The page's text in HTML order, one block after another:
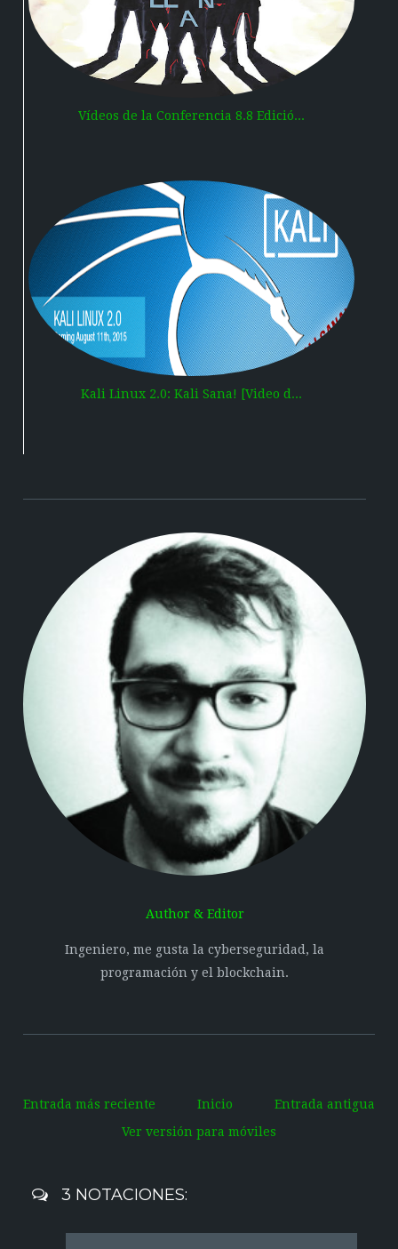
Vídeos de la Conferencia 8.8 Edició...
Kali Linux 2.0: Kali Sana! [Video d...
Author & Editor
Ingeniero, me gusta la cyberseguridad, la
programación y el blockchain.
Entrada más reciente Entrada antigua
Inicio
Ver versión para móviles
3 NOTACIONES: